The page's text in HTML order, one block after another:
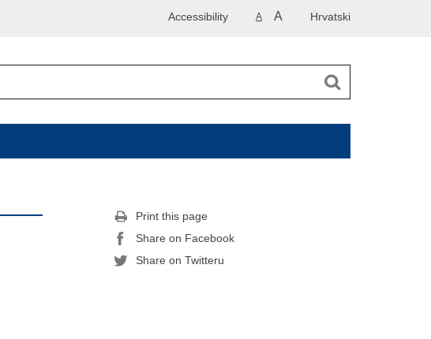
Hrvatski
A A
Accessibility
Print this page
Share on Facebook
Share on Twitteru